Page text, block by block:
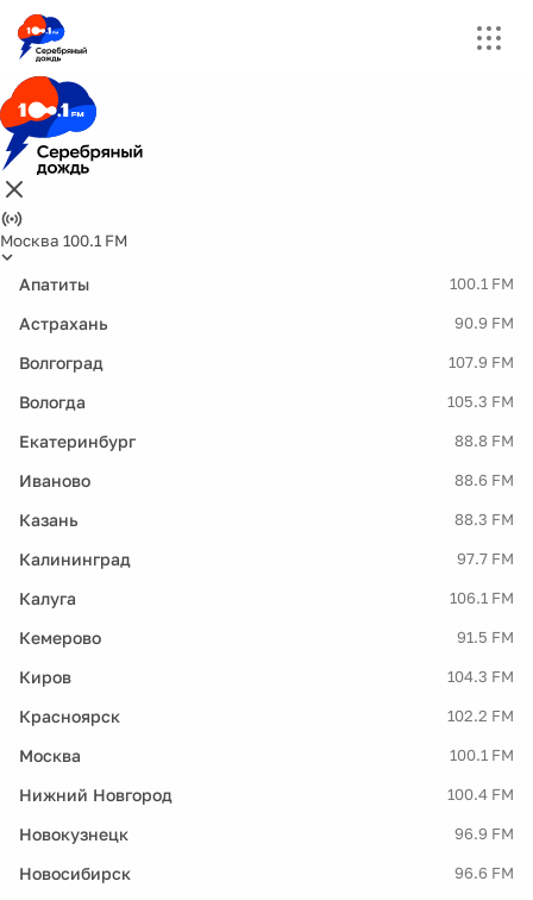
Москва 100.1 FM
Апатиты 100.1 FM
Астрахань 90.9 FM
Волгоград 107.9 FM
Вологда 105.3 FM
Екатеринбург 88.8 FM
Иваново 88.6 FM
Казань 88.3 FM
Калининград 97.7 FM
Калуга 106.1 FM
Кемерово 91.5 FM
Киров 104.3 FM
Красноярск 102.2 FM
Москва 100.1 FM
Нижний Новгород 100.4 FM
Новокузнецк 96.9 FM
Новосибирск 96.6 FM